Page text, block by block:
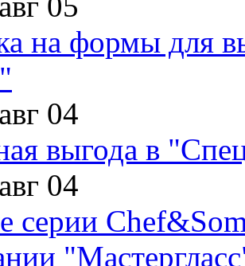
на формы для
04
выгода в
04
серии